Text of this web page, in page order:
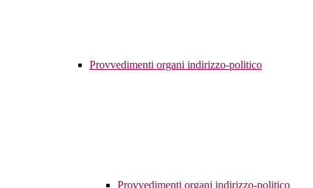
Provvedimenti organi indirizzo-politico
Provvedimenti organi indirizzo-politico